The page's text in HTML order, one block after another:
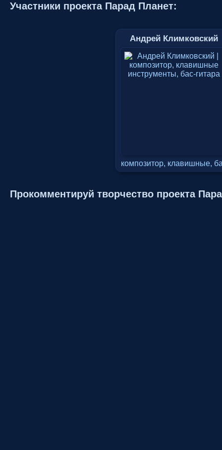
Участники проекта Парад Планет:
Андрей Климковский
композитор, клавишные,
Прокомментируй творчество проекта